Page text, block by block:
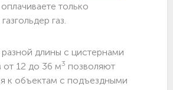
только
газ.
разной длины с цистернами
12 до 36 м3 позволяют
к объектам c подъездными